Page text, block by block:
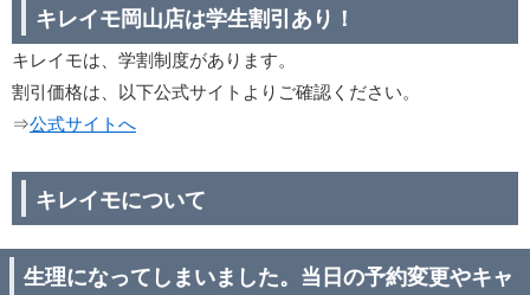
キレイモ岡山店は学生割引あり！
キレイモは、学割制度があります。
割引価格は、以下公式サイトよりご確認ください。
⇒公式サイトへ
キレイモについて
生理になってしまいました。当日の予約変更やキャ